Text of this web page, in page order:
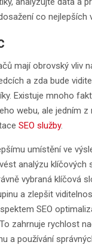
co nejlepších
mají obrovský vliv
a zda bude
Existuje mnoho
webu, ale jedním z
SEO služby.
umístění ve
analýzu klíčových
vybraná klíčová
a zlepšit
SEO
zahrnuje rychlost
a používání